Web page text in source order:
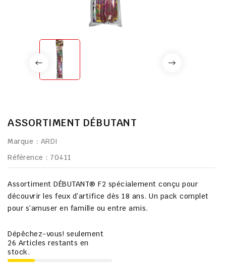
ASSORTIMENT DÉBUTANT
Marque : ARDI
Référence : 70411
Assortiment DÉBUTANT® F2 spécialement conçu pour
découvrir les feux d’artifice dès 18 ans. Un pack complet
pour s’amuser en famille ou entre amis.
Dépêchez-vous! seulement
26 Articles restants en
stock.